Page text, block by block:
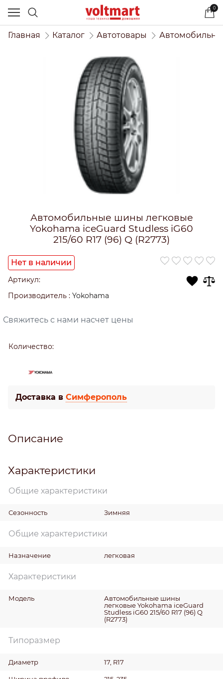
0
Главная Каталог Автотовары
Автомобильные шины легковые
Yokohama iceGuard Studless iG60
215/60 R17 (96) Q (R2773)
Нет в наличии
Артикул:
Производитель : Yokohama
Свяжитесь с нами насчет цены
Количество:
Доставка в Симферополь
Описание
Характеристики
Общие характеристики
Сезонность Зимняя
Общие характеристики
Назначение легковая
Характеристики
Модель
Автомобильные шины
легковые Yokohama iceGuard
Studless iG60 215/60 R17 (96) Q
(R2773)
Типоразмер
Диаметр 17, R17